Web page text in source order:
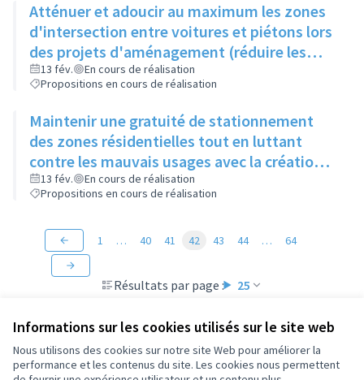
Informations sur les cookies utilisés sur le site web
Nous utilisons des cookies sur notre site Web pour améliorer la
performance et les contenus du site. Les cookies nous permettent
Atténuer et adoucir au maximum les zones
d'intersection entre voitures et piétons lors
des projets d'aménagement (réduire les
voies de circulation ou limiter la vitesse...)
13 fév.
En cours de réalisation
Propositions en cours de réalisation
Maintenir une gratuité de stationnement
des zones résidentielles tout en luttant
contre les mauvais usages avec la création
éventuelle d'une vignette résident
13 fév.
En cours de réalisation
Propositions en cours de réalisation
Résultats par page : 25
1 … 40 41 42 43 44 … 64
Conditions d'utilisation